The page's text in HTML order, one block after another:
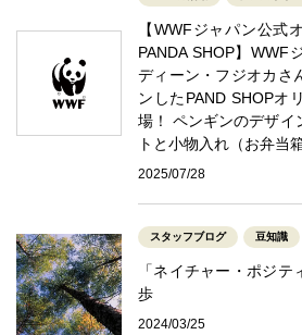
【WWFジャパン公式
PANDA SHOP】WWF
ディーン・フジオカさ
ンしたPAND SHOPオ
場！ ペンギンのデザイ
トと小物入れ（お弁当箱
2025/07/28
スタッフブログ 豆知識
「ネイチャー・ポジ
歩
2024/03/25